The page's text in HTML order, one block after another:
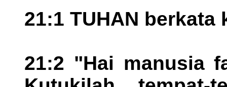
21:1 TUHAN berkata
21:2 "Hai manusia